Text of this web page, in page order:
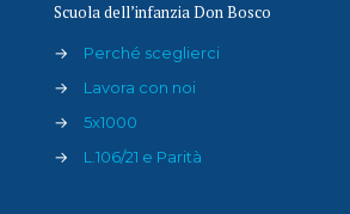
Scuola dell’infanzia Don Bosco
→
Perché sceglierci
→
Lavora con noi
→
5x1000
→
L.106/21 e Parità